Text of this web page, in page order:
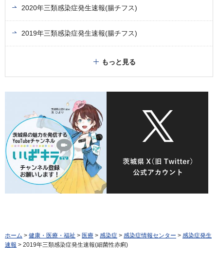
2020年三類感染症発生速報(腸チフス)
2019年三類感染症発生速報(腸チフス)
もっと見る
ホーム > 健康・医療・福祉 > 医療 > 感染症 > 感染症情報センター > 感染症発生
速報 > 2019年三類感染症発生速報(細菌性赤痢)